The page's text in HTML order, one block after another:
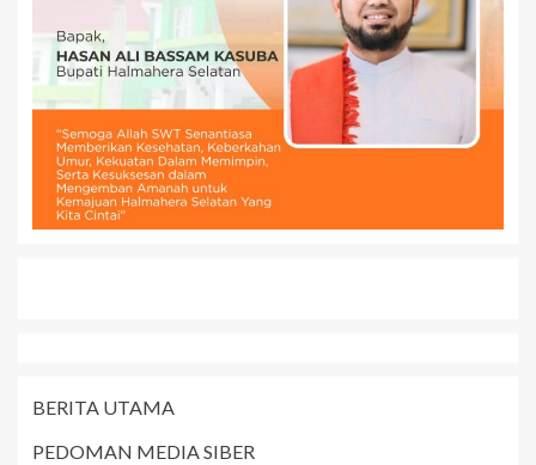
BERITA UTAMA
PEDOMAN MEDIA SIBER